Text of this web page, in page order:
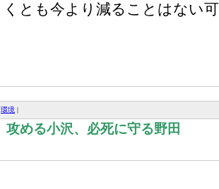
くとも今より減ることはない
環境 |
攻める小沢、必死に守る野田